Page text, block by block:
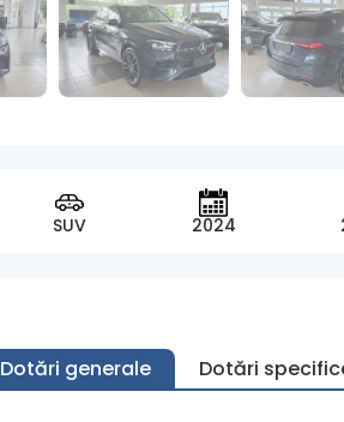
SUV 2024
Dotări generale Dotări